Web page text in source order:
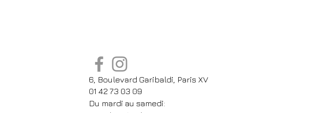
6, Boulevard Garibaldi, Paris XV
01 42 73 03 09
Du mardi au samedi: